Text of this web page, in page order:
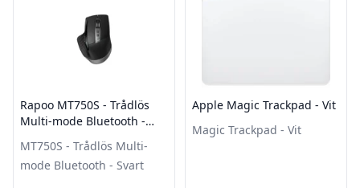
Rapoo MT750S - Trådlös
Multi-mode Bluetooth -
MT750S - Trådlös Multi-
mode Bluetooth - Svart
Apple Magic Trackpad - Vit
Magic Trackpad - Vit